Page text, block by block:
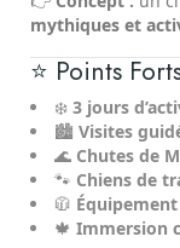
mythiques et
⭐ Points
❄️ 3 jours
🏙️ Visites
🌊 Chutes de
🐾 Chiens de
🧥
🍁 Immersion